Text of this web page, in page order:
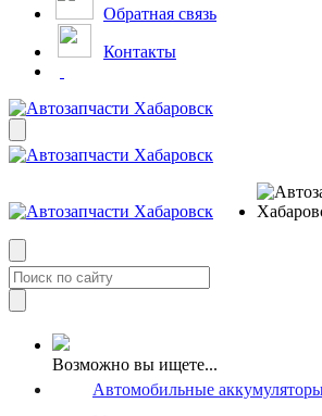
Обратная связь
Контакты
Возможно вы ищете...
Автомобильные